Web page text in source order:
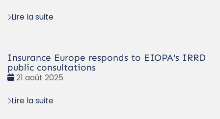
Lire la suite
Insurance Europe responds to EIOPA's IRRD
public consultations
Date
21 août 2025
Lire la suite